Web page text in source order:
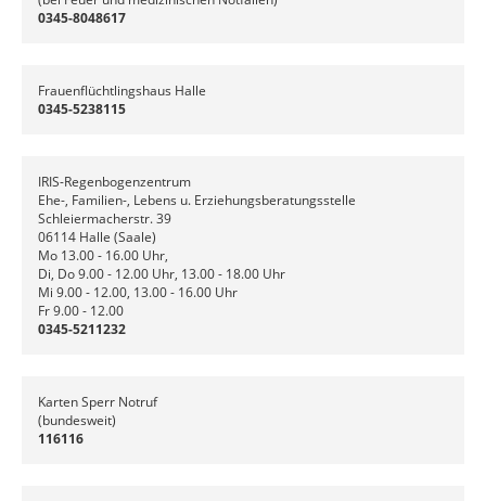
0345-8048617
Frauenflüchtlingshaus Halle
0345-5238115
IRIS-Regenbogenzentrum
Ehe-, Familien-, Lebens u. Erziehungsberatungsstelle
Schleiermacherstr. 39
06114 Halle (Saale)
Mo 13.00 - 16.00 Uhr,
Di, Do 9.00 - 12.00 Uhr, 13.00 - 18.00 Uhr
Mi 9.00 - 12.00, 13.00 - 16.00 Uhr
Fr 9.00 - 12.00
0345-5211232
Karten Sperr Notruf
(bundesweit)
116116